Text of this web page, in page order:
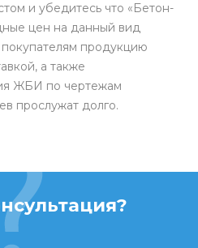
и убедитесь что «Бетон-
цен на данный вид
продукцию
а также
ЖБИ по чертежам
прослужат долго.